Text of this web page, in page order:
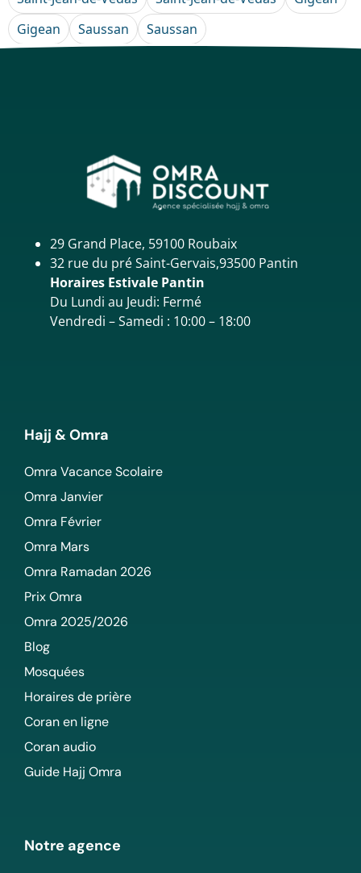
Gigean
Saussan Saussan
29 Grand Place, 59100 Roubaix
32 rue du pré Saint-Gervais,93500 Pantin
Horaires Estivale Pantin
Du Lundi au Jeudi: Fermé
Vendredi – Samedi : 10:00 – 18:00
Hajj & Omra
Omra Vacance Scolaire
Omra Janvier
Omra Février
Omra Mars
Omra Ramadan 2026
Prix Omra
Omra 2025/2026
Blog
Mosquées
Horaires de prière
Coran en ligne
Coran audio
Guide Hajj Omra
Notre agence